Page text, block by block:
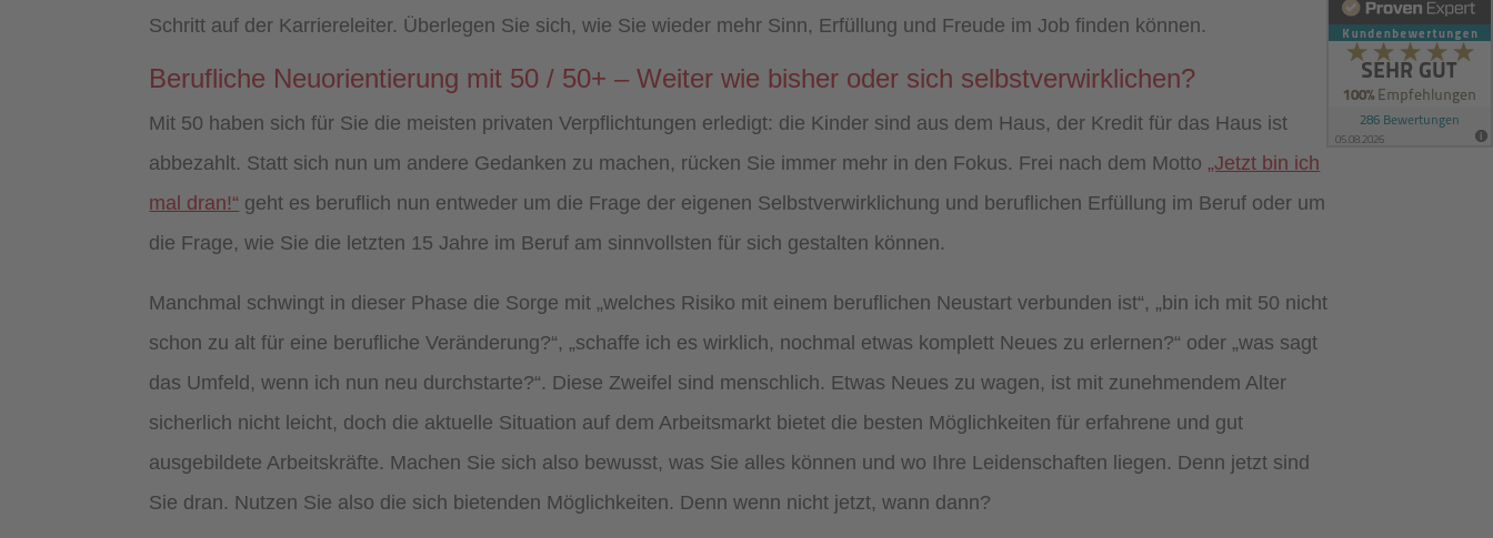
Schritt auf der Karriereleiter. Überlegen Sie sich, wie Sie wieder mehr Sinn, Erfüllung und Freude im Job finden können.
Berufliche Neuorientierung mit 50 / 50+ – Weiter wie bisher oder sich selbstverwirklichen?
Mit 50 haben sich für Sie die meisten privaten Verpflichtungen erledigt: die Kinder sind aus dem Haus, der Kredit für das Haus ist
abbezahlt. Statt sich nun um andere Gedanken zu machen, rücken Sie immer mehr in den Fokus. Frei nach dem Motto „Jetzt bin ich
mal dran!“ geht es beruflich nun entweder um die Frage der eigenen Selbstverwirklichung und beruflichen Erfüllung im Beruf oder um
die Frage, wie Sie die letzten 15 Jahre im Beruf am sinnvollsten für sich gestalten können.
Manchmal schwingt in dieser Phase die Sorge mit „welches Risiko mit einem beruflichen Neustart verbunden ist“, „bin ich mit 50 nicht
schon zu alt für eine berufliche Veränderung?“, „schaffe ich es wirklich, nochmal etwas komplett Neues zu erlernen?“ oder „was sagt
das Umfeld, wenn ich nun neu durchstarte?“. Diese Zweifel sind menschlich. Etwas Neues zu wagen, ist mit zunehmendem Alter
sicherlich nicht leicht, doch die aktuelle Situation auf dem Arbeitsmarkt bietet die besten Möglichkeiten für erfahrene und gut
ausgebildete Arbeitskräfte. Machen Sie sich also bewusst, was Sie alles können und wo Ihre Leidenschaften liegen. Denn jetzt sind
Sie dran. Nutzen Sie also die sich bietenden Möglichkeiten. Denn wenn nicht jetzt, wann dann?